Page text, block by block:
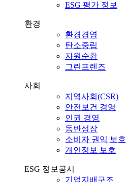
ESG 평가 정보
환경
환경경영
탄소중립
자원순환
그린프렌즈
사회
지역사회(CSR)
안전보건 경영
인권 경영
동반성장
소비자 권익 보호
개인정보 보호
ESG 정보공시
기업지배구조